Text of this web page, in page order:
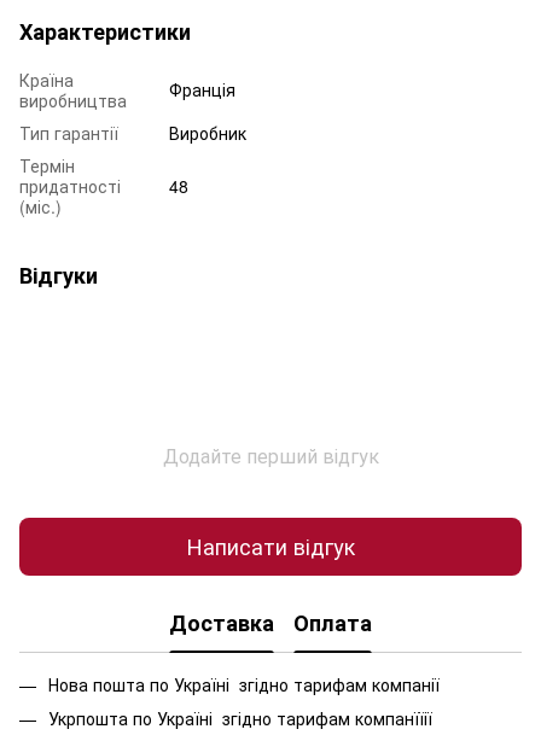
Характеристики
Країна
виробництва
Франція
Тип гарантії
Виробник
Термін
придатності
(міс.)
48
Відгуки
Додайте перший відгук
Написати відгук
Доставка Оплата
Нова пошта по Україні згідно тарифам компанії
Укрпошта по Україні згідно тарифам компанїїії